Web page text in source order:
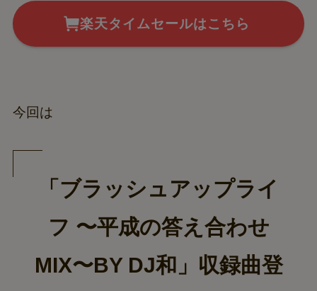
楽天タイムセールはこちら
今回は
「ブラッシュアップライ
フ 〜平成の答え合わせ
MIX〜BY DJ和」収録曲登